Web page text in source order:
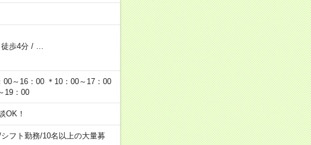
歩4分/
～16：00 ＊10：00～17：00
19：00
OK！
シフト勤務/10名以上の大量募